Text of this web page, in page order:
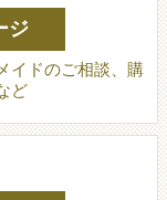
ジ
イドのご相談、購
ど